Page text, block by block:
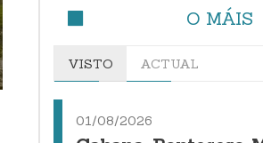
O MÁIS
VISTO ACTUAL
01/08/2026